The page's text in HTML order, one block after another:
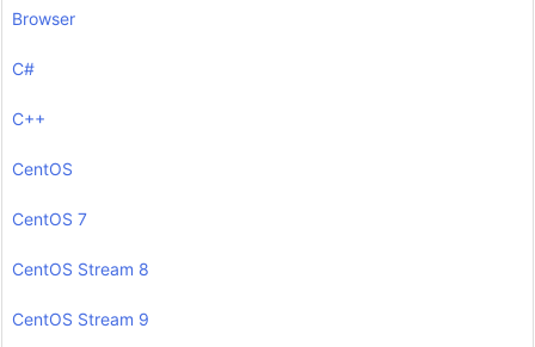
Browser
C#
C++
CentOS
CentOS 7
CentOS Stream 8
CentOS Stream 9